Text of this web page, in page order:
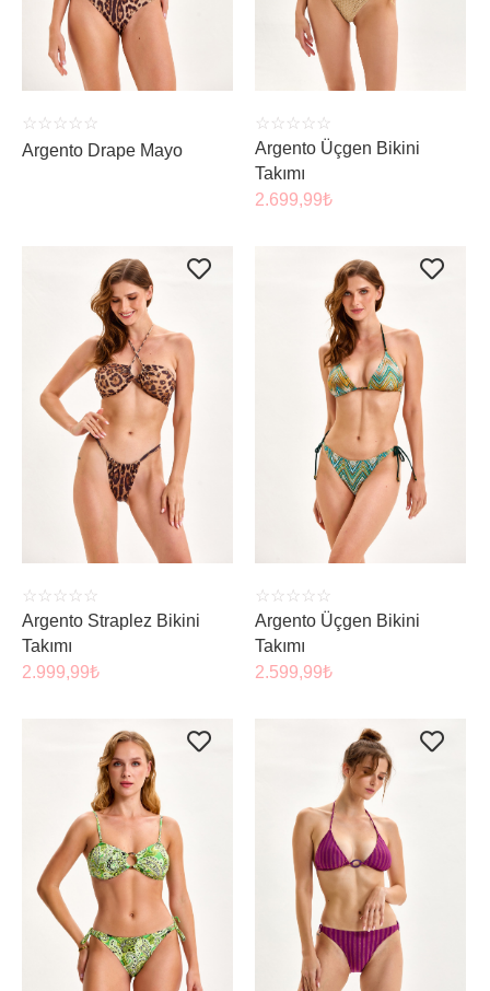
☆ ☆ ☆ ☆ ☆
Argento Drape Mayo
☆ ☆ ☆ ☆ ☆
Argento Üçgen Bikini
Takımı
2.699,99₺
ÜRÜNÜ İNCELE
☆ ☆ ☆ ☆ ☆
Argento Straplez Bikini
Takımı
2.999,99₺
ÜRÜNÜ İNCELE
☆ ☆ ☆ ☆ ☆
Argento Üçgen Bikini
Takımı
2.599,99₺
ÜRÜNÜ İNCELE ÜRÜNÜ İNCELE